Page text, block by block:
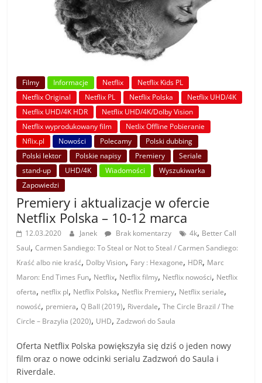
Filmy Informacje Netflix
Netflix Kids PL
Netflix Original
Netflix PL Netflix Polska
Netflix UHD/4K
Netflix UHD/4K HDR
Netflix UHD/4K/Dolby Vision
Netflix wyprodukowany film
Netlix Offline Pobieranie
Nflix.pl
Nowości Polecamy
Polski dubbing
Polski lektor
Polskie napisy Premiery
Seriale
stand-up
UHD/4K Wiadomości
Wyszukiwarka
Zapowiedzi
Premiery i aktualizacje w ofercie
Netflix Polska – 10-12 marca
12.03.2020 Janek Brak komentarzy 4k, Better Call
Saul,Carmen Sandiego: To Steal or Not to Steal / Carmen Sandiego:
Kraść albo nie kraść, Dolby Vision, Fary : Hexagone, HDR, Marc
Maron: End Times Fun, Netflix, Netflix filmy, Netflix nowości, Netflix
oferta, netflix pl, Netflix Polska, Netflix Premiery, Netflix seriale,
nowość, premiera,Q Ball (2019), Riverdale,The Circle Brazil / The
Circle – Brazylia (2020), UHD,Zadzwoń do Saula
Oferta Netflix Polska powiększyła się dziś o jeden nowy
film oraz o nowe odcinki serialu Zadzwoń do Saula i
Riverdale.